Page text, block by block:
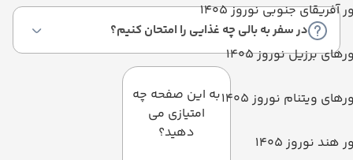
آفریقای جنوبی نوروز 1405
برزیل نوروز 1405
ویتنام نوروز 1405
هند نوروز 1405
در سفر به بالی چه غذایی را امتحان کنیم؟
به این صفحه چه
امتیازی می
دهید؟